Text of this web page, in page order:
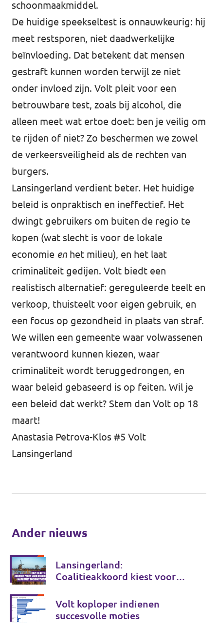
schoonmaakmiddel.
De huidige speekseltest is onnauwkeurig: hij
meet restsporen, niet daadwerkelijke
beïnvloeding. Dat betekent dat mensen
gestraft kunnen worden terwijl ze niet
onder invloed zijn. Volt pleit voor een
betrouwbare test, zoals bij alcohol, die
alleen meet wat ertoe doet: ben je veilig om
te rijden of niet? Zo beschermen we zowel
de verkeersveiligheid als de rechten van
burgers.
Lansingerland verdient beter. Het huidige
beleid is onpraktisch en ineffectief. Het
dwingt gebruikers om buiten de regio te
kopen (wat slecht is voor de lokale
economie enhet milieu), en het laat
criminaliteit gedijen. Volt biedt een
realistisch alternatief: gereguleerde teelt en
verkoop, thuisteelt voor eigen gebruik, en
een focus op gezondheid in plaats van straf.
We willen een gemeente waar volwassenen
verantwoord kunnen kiezen, waar
criminaliteit wordt teruggedrongen, en
waar beleid gebaseerd is op feiten. Wil je
een beleid dat werkt? Stem dan Volt op 18
maart!
Anastasia Petrova-Klos #5 Volt
Lansingerland
Ander nieuws
Lansingerland:
Coalitieakkoord kiest voor
voor de toekomst
Volt koploper indienen
succesvolle moties